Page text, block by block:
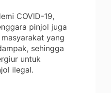
COVID-19,
pinjol juga
yang
sehingga
untuk
ilegal.